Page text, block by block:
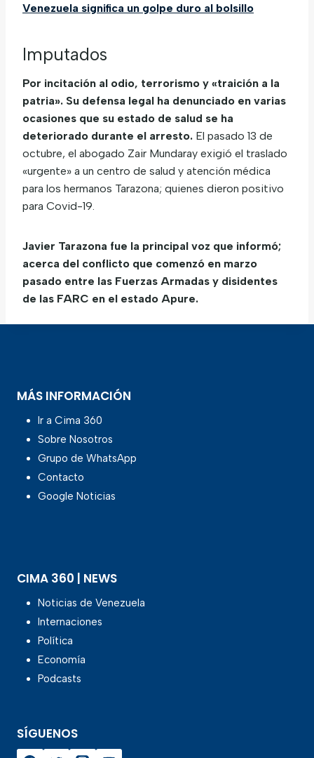
Venezuela significa un golpe duro al bolsillo
Imputados
Por incitación al odio, terrorismo y «traición a la
patria». Su defensa legal ha denunciado en varias
ocasiones que su estado de salud se ha
deteriorado durante el arresto. El pasado 13 de
octubre, el abogado Zair Mundaray exigió el traslado
«urgente» a un centro de salud y atención médica
para los hermanos Tarazona; quienes dieron positivo
para Covid-19.
Javier Tarazona fue la principal voz que informó;
acerca del conflicto que comenzó en marzo
pasado entre las Fuerzas Armadas y disidentes
de las FARC en el estado Apure.
MÁS INFORMACIÓN
Ir a Cima 360
Sobre Nosotros
Grupo de WhatsApp
Contacto
Google Noticias
CIMA 360 | NEWS
Noticias de Venezuela
Internaciones
Política
Economía
Podcasts
SÍGUENOS